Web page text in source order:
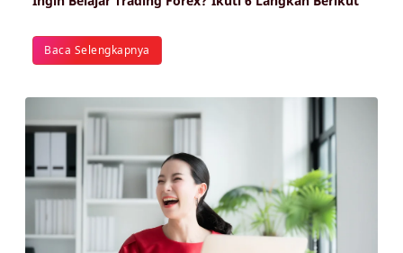
Baca Selengkapnya